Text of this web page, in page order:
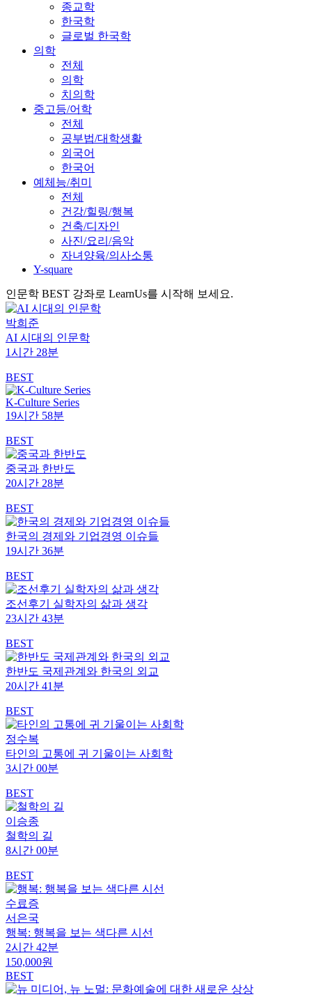
종교학
한국학
글로벌 한국학
의학
전체
의학
치의학
중고등/어학
전체
공부법/대학생활
외국어
한국어
예체능/취미
전체
건강/힐링/행복
건축/디자인
사진/요리/음악
자녀양육/의사소통
Y-square
인문학 BEST 강좌로 LearnUs를 시작해 보세요.
박희준
AI 시대의 인문학
1시간 28분
BEST
K-Culture Series
19시간 58분
BEST
중국과 한반도
20시간 28분
BEST
한국의 경제와 기업경영 이슈들
19시간 36분
BEST
조선후기 실학자의 삶과 생각
23시간 43분
BEST
한반도 국제관계와 한국의 외교
20시간 41분
BEST
정수복
타인의 고통에 귀 기울이는 사회학
3시간 00분
BEST
이승종
철학의 길
8시간 00분
BEST
수료증
서은국
행복: 행복을 보는 색다른 시선
2시간 42분
150,000원
BEST